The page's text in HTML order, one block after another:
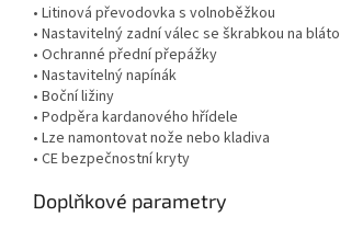
• Litinová převodovka s volnoběžkou
• Nastavitelný zadní válec se škrabkou na bláto
• Ochranné přední přepážky
• Nastavitelný napínák
• Boční ližiny
• Podpěra kardanového hřídele
• Lze namontovat nože nebo kladiva
• CE bezpečnostní kryty
Doplňkové parametry